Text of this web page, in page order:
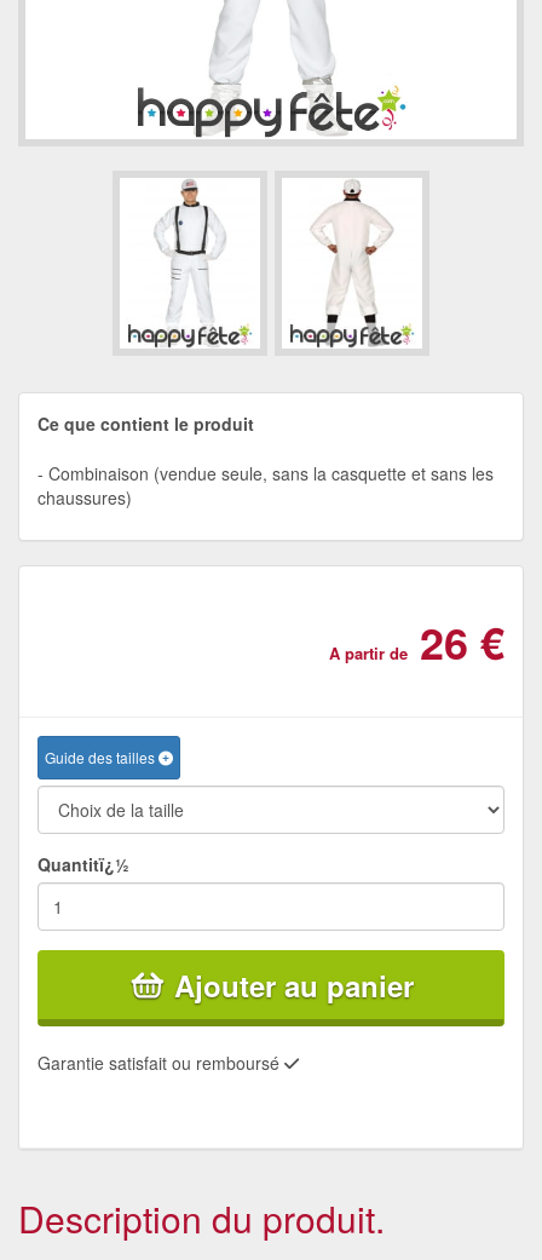
Ce que contient le produit
Combinaison (vendue seule, sans la casquette et sans les
chaussures)
A partir de 26 €
Guide des tailles
Quantitï¿½
Ajouter au panier
Garantie satisfait ou remboursé
Description du produit.